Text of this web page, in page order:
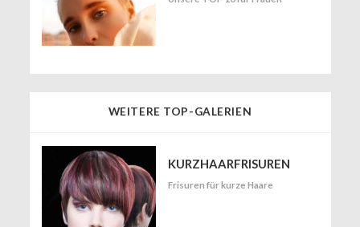
WEITERE TOP-GALERIEN
KURZHAARFRISUREN
Frisuren für kurze Haare